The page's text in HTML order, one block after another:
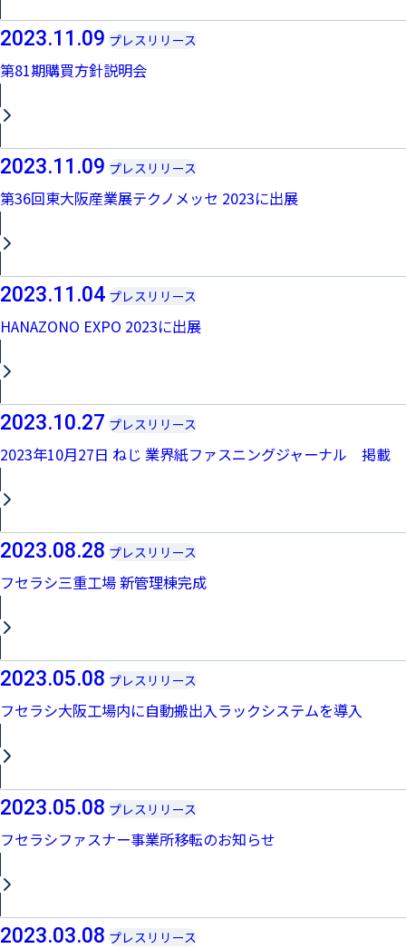
2023.11.09 プレスリリース
第81期購買方針説明会
2023.11.09 プレスリリース
第36回東大阪産業展テクノメッセ 2023に出展
2023.11.04 プレスリリース
HANAZONO EXPO 2023に出展
2023.10.27 プレスリリース
2023年10月27日 ねじ 業界紙ファスニングジャーナル 掲載
2023.08.28 プレスリリース
フセラシ三重工場 新管理棟完成
2023.05.08 プレスリリース
フセラシ大阪工場内に自動搬出入ラックシステムを導入
2023.05.08 プレスリリース
フセラシファスナー事業所移転のお知らせ
2023.03.08 プレスリリース